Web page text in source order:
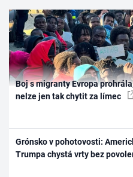
Boj s migranty Evropa
nelze jen tak chytit za límec
Grónsko v pohotovosti:
Trumpa chystá vrty bez